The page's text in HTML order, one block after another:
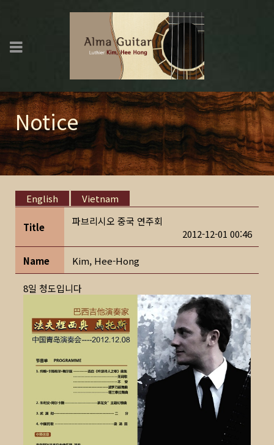
Notice
English Vietnam
Title
파브리시오 중국 연주회
2012-12-01 00:46
Name Kim, Hee-Hong
8일 청도입니다